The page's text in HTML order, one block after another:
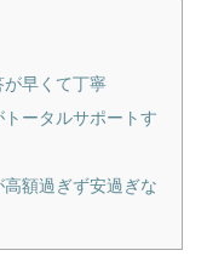
早くて丁寧
ータルサポートす
額過ぎず安過ぎな